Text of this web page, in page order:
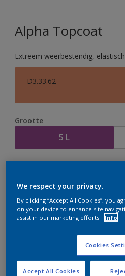
Alpha Topcoat
Extreem weerbestendig, elastisch
D3.33.62
Grootte
5 L
Op dit moment is het niet
te bestellen. Houd de website
er hard aan om de voorraad
We respect your privacy.
By clicking “Accept All Cookies”, you
on your device to enhance site
assist in our marketing efforts.
Info
Cookies
Accept All Cookies